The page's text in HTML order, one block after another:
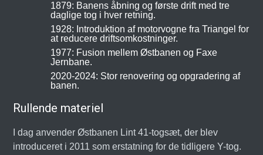
1879: Banens åbning og første drift med tre
daglige tog i hver retning.
1928: Introduktion af motorvogne fra Triangel for
at reducere driftsomkostninger.
1977: Fusion mellem Østbanen og Faxe
Jernbane.
2020-2024: Stor renovering og opgradering af
banen.
Rullende materiel
I dag anvender Østbanen Lint 41-togsæt, der blev
introduceret i 2011 som erstatning for de tidligere Y-tog.